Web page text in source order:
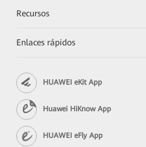
Recursos
Enlaces rápidos
HUAWEI eKit App
Huawei HiKnow App
HUAWEI eFly App